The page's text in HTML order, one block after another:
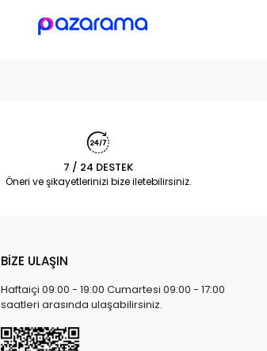
7 / 24 DESTEK
Öneri ve şikayetlerinizi bize iletebilirsiniz.
BİZE ULAŞIN
Haftaiçi 09:00 - 19:00 Cumartesi 09:00 - 17:00
saatleri arasında ulaşabilirsiniz.